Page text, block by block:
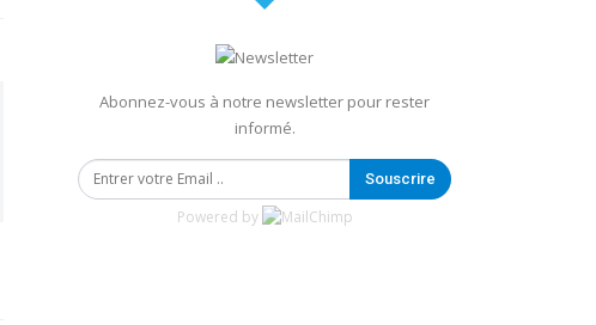
Abonnez-vous à notre newsletter pour rester
informé.
Souscrire
Powered by